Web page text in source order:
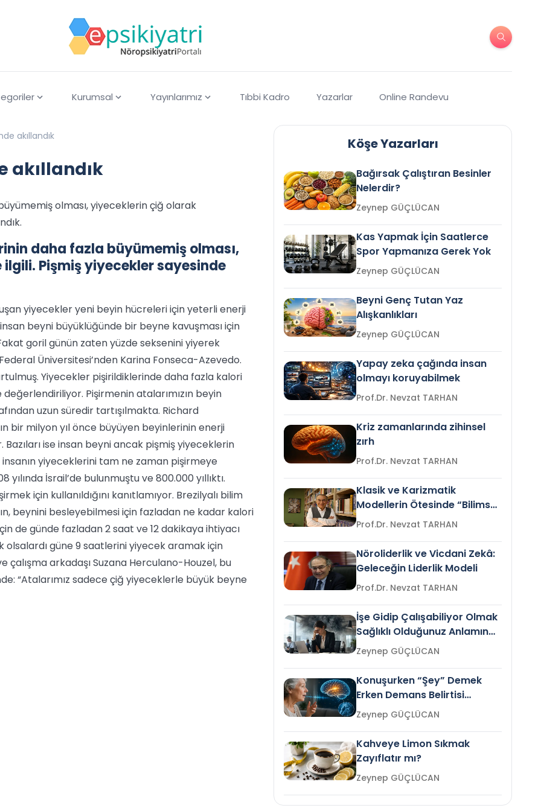
Kurumsal Yayınlarımız Tıbbi Kadro Yazarlar Online Randevu
akıllandık
akıllandık
olması, yiyeceklerin çiğ olarak
daha fazla büyümemiş olması,
Pişmiş yiyecekler sayesinde
yiyecekler yeni beyin hücreleri için yeterli enerji
beyni büyüklüğünde bir beyne kavuşması için
goril günün zaten yüzde seksenini yiyerek
Üniversitesi’nden Karina Fonseca-Azevedo.
Yiyecekler pişirildiklerinde daha fazla kalori
Pişirmenin atalarımızın beyin
uzun süredir tartışılmakta. Richard
bir milyon yıl önce büyüyen beyinlerinin enerji
Bazıları ise insan beyni ancak pişmiş yiyeceklerin
yiyeceklerini tam ne zaman pişirmeye
İsrail’de bulunmuştu ve 800.000 yıllıktı.
için kullanıldığını kanıtlamıyor. Brezilyalı bilim
beynini besleyebilmesi için fazladan ne kadar kalori
de günde fazladan 2 saat ve 12 dakikaya ihtiyacı
olsalardı güne 9 saatlerini yiyecek aramak için
arkadaşı Suzana Herculano-Houzel, bu
“Atalarımız sadece çiğ yiyeceklerle büyük beyne
Köşe Yazarları
Bağırsak Çalıştıran Besinler
Nelerdir?
Zeynep GÜÇLÜCAN
Kas Yapmak İçin Saatlerce
Spor Yapmanıza Gerek Yok
Zeynep GÜÇLÜCAN
Beyni Genç Tutan Yaz
Alışkanlıkları
Zeynep GÜÇLÜCAN
Yapay zeka çağında insan
olmayı koruyabilmek
Prof.Dr. Nevzat TARHAN
Kriz zamanlarında zihinsel
zırh
Prof.Dr. Nevzat TARHAN
Klasik ve Karizmatik
Modellerin Ötesinde “Bilimsel
Liderlik”
Prof.Dr. Nevzat TARHAN
Nöroliderlik ve Vicdani Zekâ:
Geleceğin Liderlik Modeli
Prof.Dr. Nevzat TARHAN
İşe Gidip Çalışabiliyor Olmak
Sağlıklı Olduğunuz Anlamına
Gelir mi?Zeynep GÜÇLÜCAN
Konuşurken “Şey” Demek
Erken Demans Belirtisi
Olabilir mi?Zeynep GÜÇLÜCAN
Kahveye Limon Sıkmak
Zayıflatır mı?
Zeynep GÜÇLÜCAN